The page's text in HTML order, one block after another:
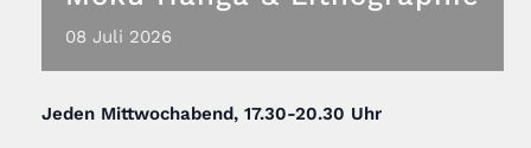
08 Juli 2026
Jeden Mittwochabend, 17.30-20.30 Uhr